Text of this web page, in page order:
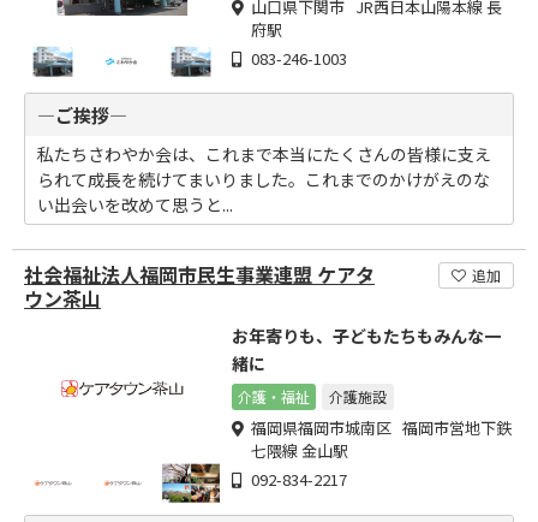
山口県下関市 JR西日本山陽本線 長
府駅
083-246-1003
―ご挨拶―
私たちさわやか会は、これまで本当にたくさんの皆様に支え
られて成長を続けてまいりました。これまでのかけがえのな
い出会いを改めて思うと...
社会福祉法人福岡市民生事業連盟 ケアタ
ウン茶山
追加
お年寄りも、子どもたちもみんな一
緒に
介護・福祉 介護施設
福岡県福岡市城南区 福岡市営地下鉄
七隈線 金山駅
092-834-2217